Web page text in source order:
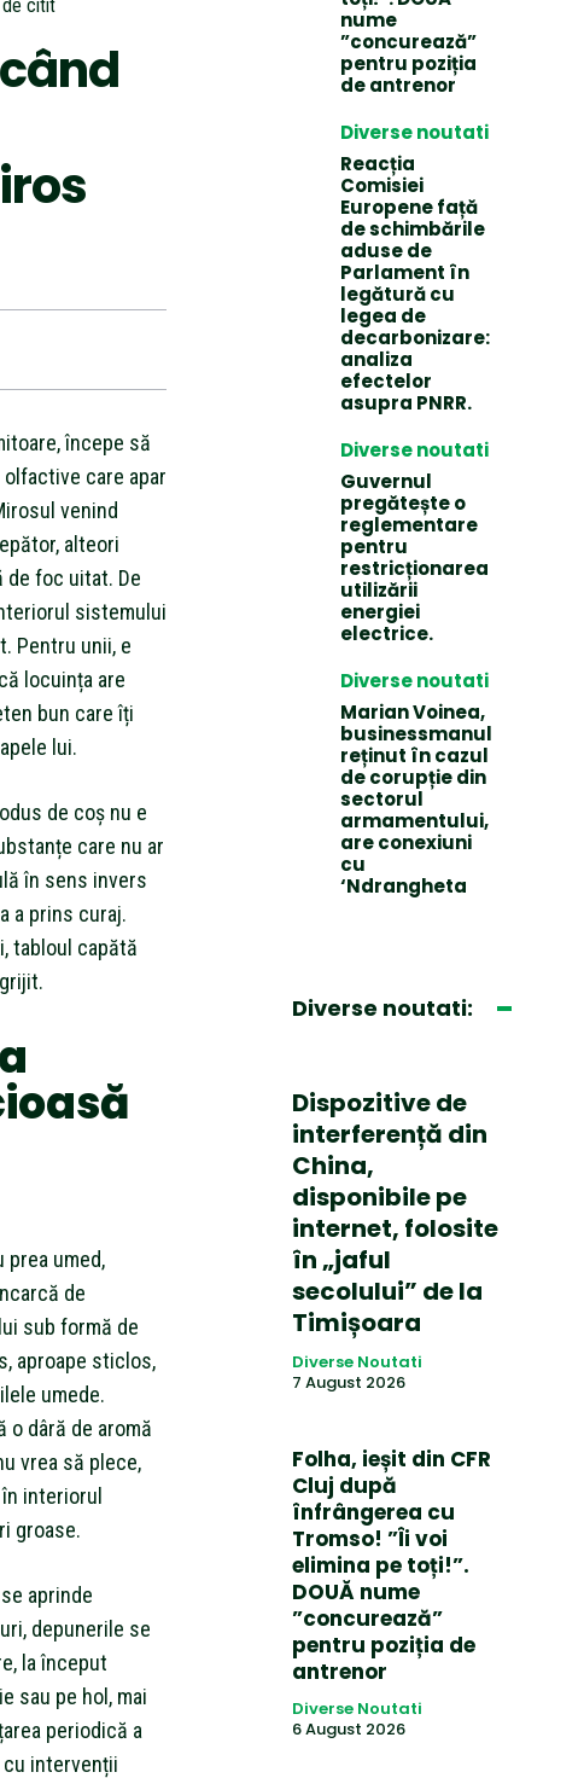
de citit
începe să
care apar
venind
alteori
de foc uitat. De
sistemului
Pentru unii, e
locuința are
bun care îți
lui.
de coș nu e
care nu ar
în sens invers
a prins curaj.
tabloul capătă
prea umed,
de
sub formă de
aproape sticlos,
umede.
o dâră de aromă
vrea să plece,
interiorul
groase.
aprinde
depunerile se
la început
sau pe hol, mai
periodică a
cu intervenții
nume
”concurează”
pentru poziția
de antrenor
Diverse noutati
Reacția
Comisiei
Europene față
de schimbările
aduse de
Parlament în
legătură cu
legea de
decarbonizare:
analiza
efectelor
asupra PNRR.
Diverse noutati
Guvernul
pregătește o
reglementare
pentru
restricționarea
utilizării
energiei
electrice.
Diverse noutati
Marian Voinea,
businessmanul
reținut în cazul
de corupție din
sectorul
armamentului,
are conexiuni
cu
‘Ndrangheta
Diverse noutati:
Dispozitive de
interferență din
China,
disponibile pe
internet, folosite
în „jaful
secolului” de la
Timișoara
Diverse Noutati
7 August 2026
Folha, ieșit din CFR
Cluj după
înfrângerea cu
Tromso! ”Îi voi
elimina pe toți!”.
DOUĂ nume
”concurează”
pentru poziția de
antrenor
Diverse Noutati
6 August 2026